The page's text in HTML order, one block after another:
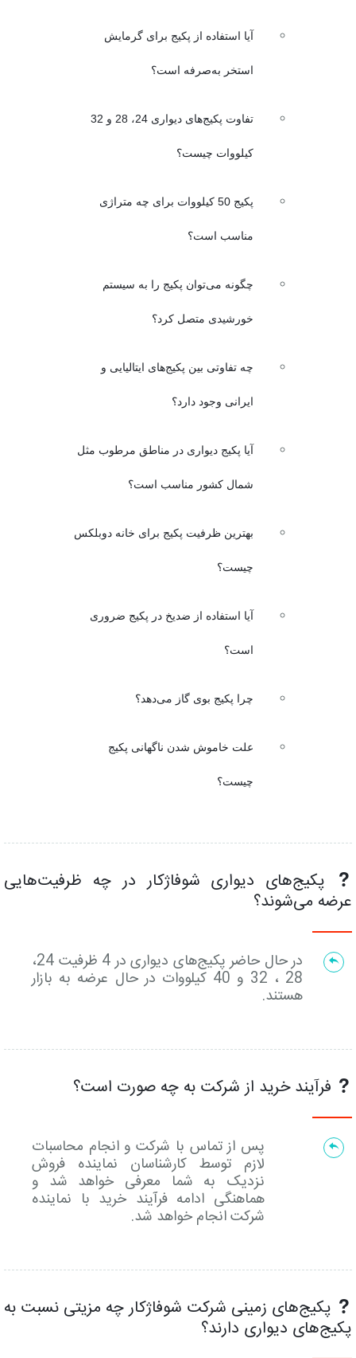
آیا استفاده از پکیج برای گرمایش
استخر به‌صرفه است؟
تفاوت پکیج‌های دیواری 24، 28 و 32
کیلووات چیست؟
پکیج 50 کیلووات برای چه متراژی
مناسب است؟
چگونه می‌توان پکیج را به سیستم
خورشیدی متصل کرد؟
چه تفاوتی بین پکیج‌های ایتالیایی و
ایرانی وجود دارد؟
آیا پکیج دیواری در مناطق مرطوب مثل
شمال کشور مناسب است؟
بهترین ظرفیت پکیج برای خانه دوبلکس
چیست؟
آیا استفاده از ضدیخ در پکیج ضروری
است؟
چرا پکیج بوی گاز می‌دهد؟
علت خاموش شدن ناگهانی پکیج
چیست؟
پکیج‌های دیواری شوفاژکار در چه ظرفیت‌هایی
عرضه می‌شوند؟
در حال حاضر پکیج‌های دیواری در 4 ظرفیت 24،
28 ، 32 و 40 کیلووات در حال عرضه به بازار
هستند.
فرآیند خرید از شرکت به چه صورت است؟
پس از تماس با شرکت و انجام محاسبات
لازم توسط کارشناسان نماینده فروش
نزدیک به شما معرفی خواهد شد و
هماهنگی ادامه فرآیند خرید با نماینده
شرکت انجام خواهد شد.
پکیج‌های زمینی شرکت شوفاژکار چه مزیتی نسبت به
پکیج‌های دیواری دارند؟